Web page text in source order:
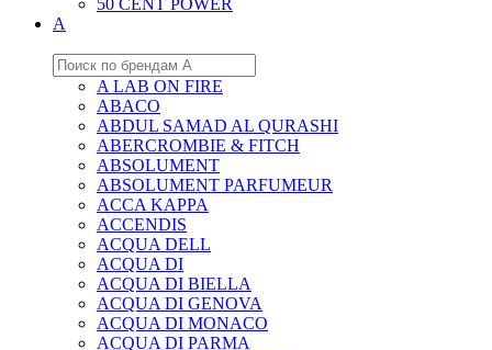
50 CENT POWER
A
A LAB ON FIRE
ABACO
ABDUL SAMAD AL QURASHI
ABERCROMBIE & FITCH
ABSOLUMENT
ABSOLUMENT PARFUMEUR
ACCA KAPPA
ACCENDIS
ACQUA DELL
ACQUA DI
ACQUA DI BIELLA
ACQUA DI GENOVA
ACQUA DI MONACO
ACQUA DI PARMA